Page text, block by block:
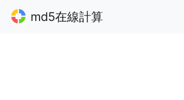
md5在線計算